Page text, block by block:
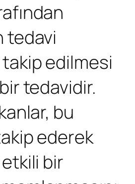
tedavi
edilmesi
tedavidir.
bu
ederek
bir